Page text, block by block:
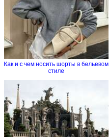
Как и с чем носить шорты в бельевом
стиле